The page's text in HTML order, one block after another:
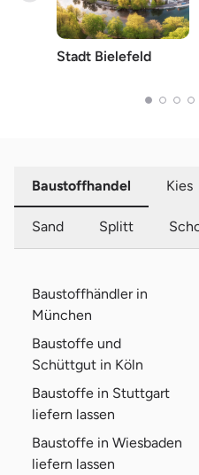
Stadt Bielefeld
Baustoffhandel Kies
Sand Splitt
Baustoffhändler in
München
Baustoffe und
Schüttgut in Köln
Baustoffe in Stuttgart
liefern lassen
Baustoffe in Wiesbaden
liefern lassen